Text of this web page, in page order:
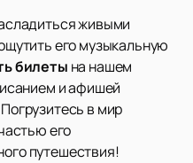
живыми
его музыкальную
билеты на нашем
и афишей
в мир
его
путешествия!